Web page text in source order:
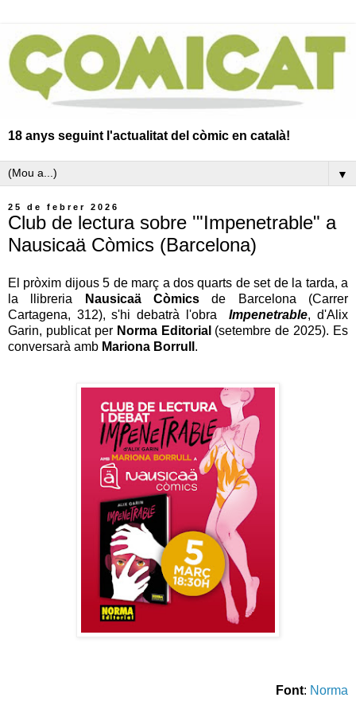
18 anys seguint l'actualitat del còmic en català!
▼
25 de febrer 2026
Club de lectura sobre '"Impenetrable" a
Nausicaä Còmics (Barcelona)
El pròxim dijous 5 de març a dos quarts de set de la tarda, a
la llibreria
Nausicaä Còmics de Barcelona (Carrer
Cartagena, 312), s'hi debatrà l'obraImpenetrable, d'Alix
Garin, publicat per Norma Editorial (setembre de 2025). Es
conversarà amb Mariona Borrull .
Font: Norma